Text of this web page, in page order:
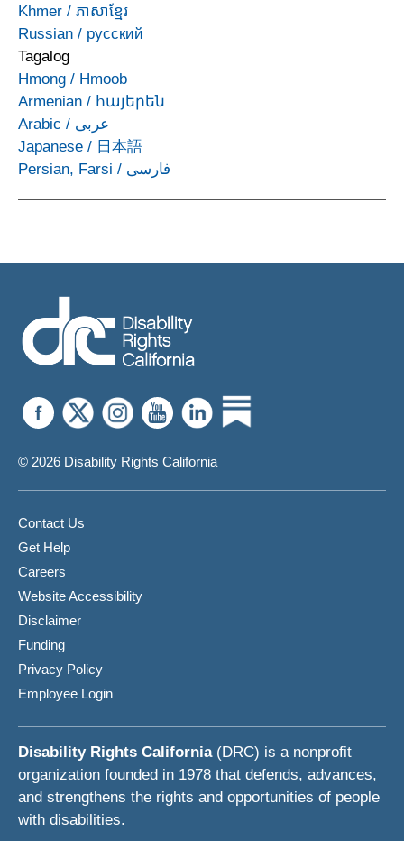
Khmer / ភាសាខ្មែរ
Russian / русский
Tagalog
Hmong / Hmoob
Armenian / հայերեն
Arabic / عربى
Japanese / 日本語
Persian, Farsi / فارسی
© 2026 Disability Rights California
Contact Us
Get Help
Careers
Website Accessibility
Disclaimer
Funding
Privacy Policy
Employee Login
Disability Rights California(DRC) is a nonprofit
organization founded in 1978 that defends, advances,
and strengthens the rights and opportunities of people
with disabilities.